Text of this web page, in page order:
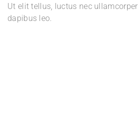
Ut elit tellus, luctus nec
dapibus leo.